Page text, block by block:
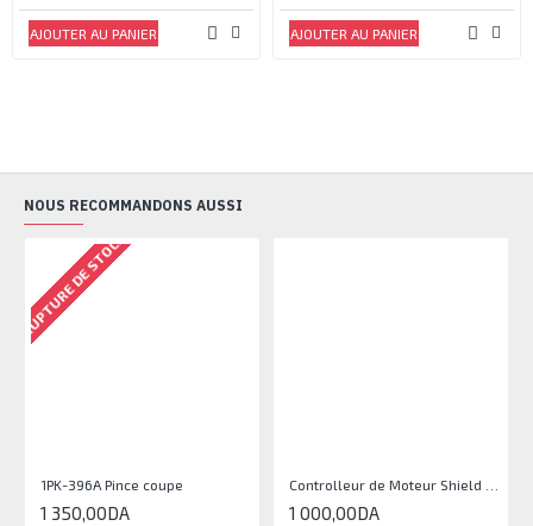
AJOUTER AU PANIER AJOUTER AU PANIER
NOUS RECOMMANDONS AUSSI
RUPTURE DE STOCK
1PK-396A Pince coupe
1 350,00DA 1 000,00DA